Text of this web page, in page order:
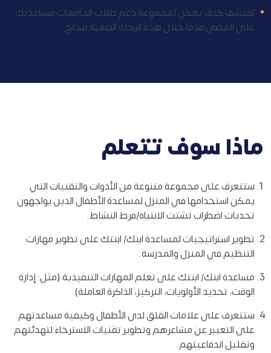
اكتشف كيف يمكن لمجموعة دعم طلاب الجامعات مساعدتك
على المضي قدمًا خلال هذه الرحلة الصعبة بنجاح.
ماذا سوف تتعلم
ستتعرف على مجموعة متنوعة من الأدوات والتقنيات التي
يمكن استخدامها في المنزل لمساعدة الأطفال الذين يواجهون
تحديات اضطراب تشتت الانتباه/فرط النشاط.
تطوير استراتيجيات لمساعدة ابنك/ ابنتك على تطوير مهارات
التنظيم في المنزل والمدرسة.
مساعدة ابنك/ ابنتك على تعلم المهارات التنفيذية (مثل: إدارة
الوقت، تحديد الأولويات، التركيز، الذاكرة العاملة)
ستتعرف على علامات القلق لدى الأطفال وكيفية مساعدتهم
على التعبير عن مشاعرهم وتطوير تقنيات الاسترخاء لتهدئتهم
وتقليل اندفاعيتهم.